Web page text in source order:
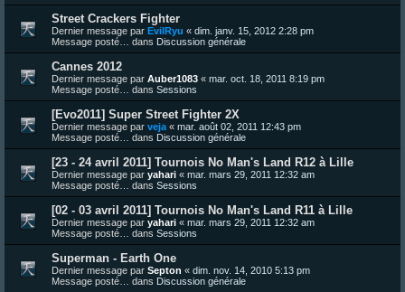
Street Crackers Fighter
Dernier message par EvilRyu « dim. janv. 15, 2012 2:28 pm
Message posté… dans Discussion générale
Cannes 2012
Dernier message par Auber1083 « mar. oct. 18, 2011 8:19 pm
Message posté… dans Sessions
[Evo2011] Super Street Fighter 2X
Dernier message par veja « mar. août 02, 2011 12:43 pm
Message posté… dans Discussion générale
[23 - 24 avril 2011] Tournois No Man's Land R12 à Lille
Dernier message par yahari « mar. mars 29, 2011 12:32 am
Message posté… dans Sessions
[02 - 03 avril 2011] Tournois No Man's Land R11 à Lille
Dernier message par yahari « mar. mars 29, 2011 12:32 am
Message posté… dans Sessions
Superman - Earth One
Dernier message par Septon « dim. nov. 14, 2010 5:13 pm
Message posté… dans Discussion générale